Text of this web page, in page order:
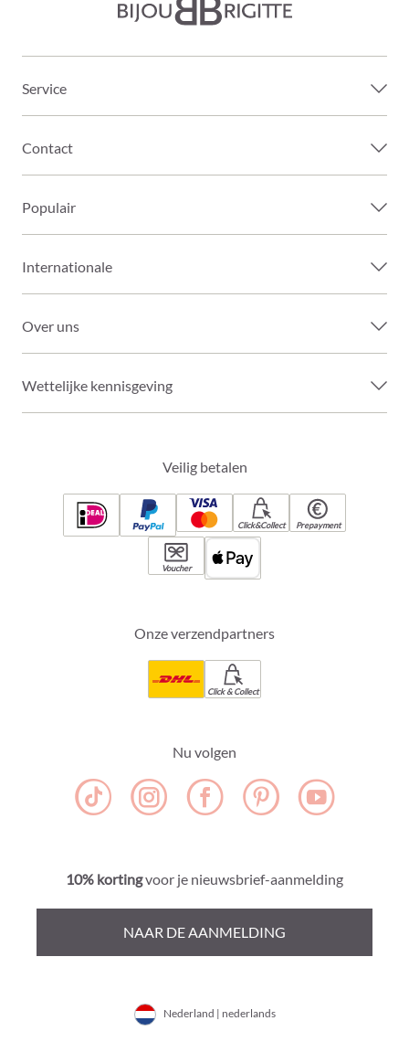
Service
Contact
Populair
Internationale
Over uns
Wettelijke kennisgeving
Veilig betalen
Click&Collect Prepayment
Voucher
Onze verzendpartners
Click & Collect
Nu volgen
10% kortingvoor je nieuwsbrief-aanmelding
NAAR DE AANMELDING
Nederland | nederlands